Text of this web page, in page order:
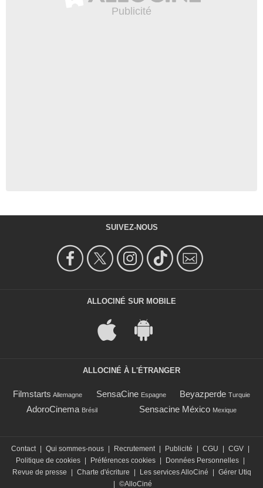
SUIVEZ-NOUS
ALLOCINÉ SUR MOBILE
ALLOCINÉ À L'ÉTRANGER
Filmstarts Allemagne SensaCine Espagne Beyazperde Turquie
AdoroCinema Brésil Sensacine México Mexique
Contact Qui sommes-nous Recrutement Publicité CGU CGV
Politique de cookies
Préférences cookies Données Personnelles
Revue de presse
Charte d'écriture Les services AlloCiné
Gérer Utiq
©AlloCiné